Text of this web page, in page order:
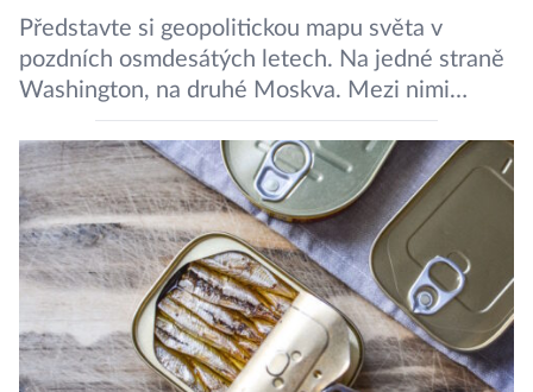
Představte si geopolitickou mapu světa v
pozdních osmdesátých letech. Na jedné straně
Washington, na druhé Moskva. Mezi nimi
jaderný arzenál schopný zničit planetu
padesátkrát dokola, železná opona a miliony
vojáků v permanentní pohotovosti. A pak je tu
Donald Kendall, generální ředitel společnosti
PepsiCo, který se v květnu roku 1989 stává
admirálem flotily, jež čítá sedmnáct […]